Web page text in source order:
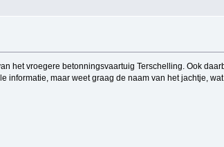
het vroegere betonningsvaartuig Terschelling. Ook
maar weet graag de naam van het jachtje,